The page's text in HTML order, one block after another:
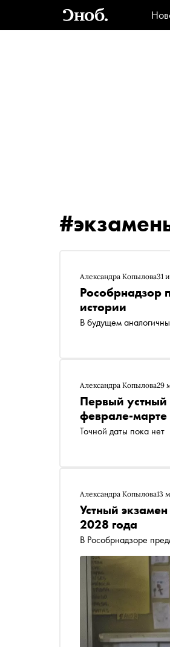
Александра Копылова31
Рособрнадзор
истории
В будущем
Александра Копылова29
Первый устный
феврале-марте
Точной даты пока нет
Александра Копылова13
Устный
2028 года
В Рособрнадзоре